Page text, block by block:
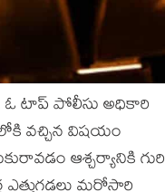
ఓ టాప్ పోలీసు అధికారి
వచ్చిన విషయం
ఆశ్చర్యానికి గురి